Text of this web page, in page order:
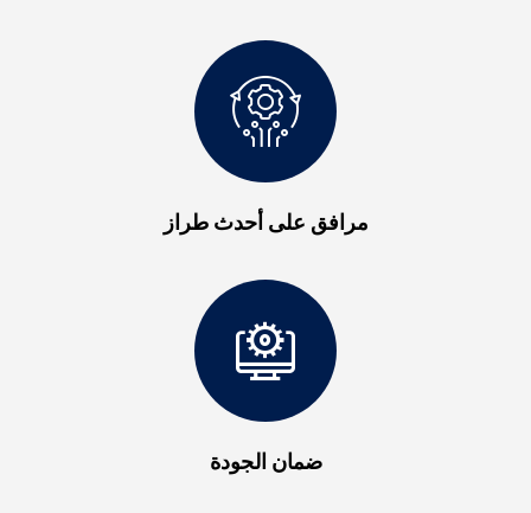
مرافق على أحدث طراز
ضمان الجودة